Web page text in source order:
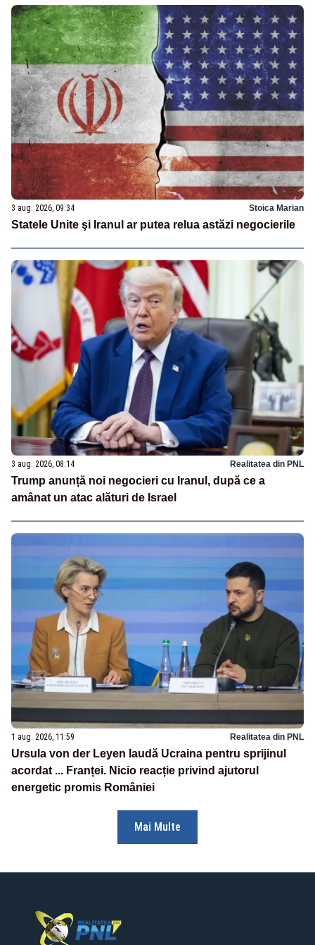
3 aug. 2026, 09:34 Stoica Marian
Statele Unite şi Iranul ar putea relua astăzi negocierile
3 aug. 2026, 08:14 Realitatea din PNL
Trump anunță noi negocieri cu Iranul, după ce a
amânat un atac alături de Israel
1 aug. 2026, 11:59 Realitatea din PNL
Ursula von der Leyen laudă Ucraina pentru sprijinul
acordat ... Franței. Nicio reacție privind ajutorul
energetic promis României
Mai Multe